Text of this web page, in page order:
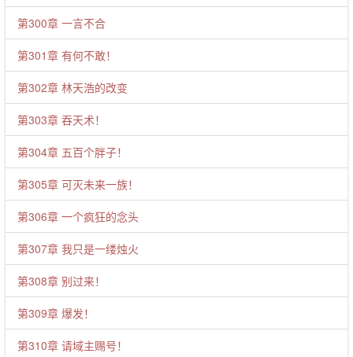
第300章 一言不合
第301章 有何不敢！
第302章 林天浩的改变
第303章 吞天术！
第304章 五百个胖子！
第305章 可灭未来一族！
第306章 一个疯狂的念头
第307章 我只是一缕烛火
第308章 别过来！
第309章 爆发！
第310章 请域主赐号！